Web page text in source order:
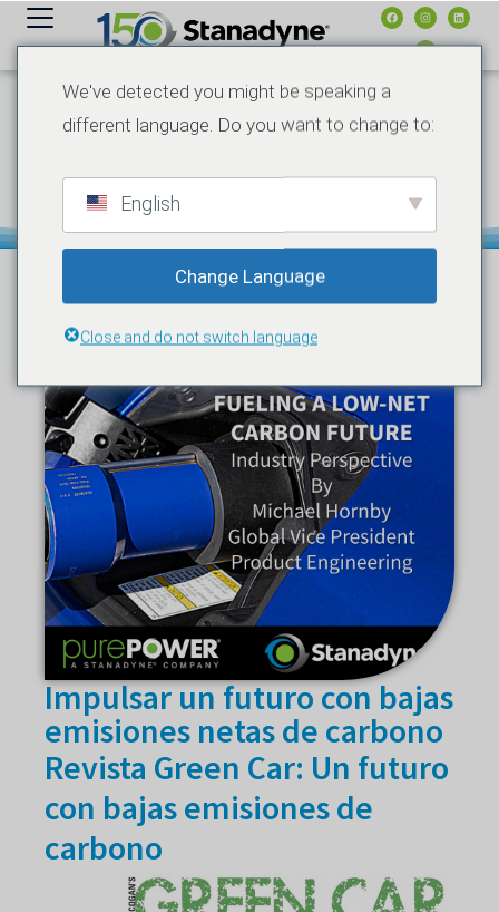
contenido
NOTICIAS 13 DE NOVIEMBRE DE 2023
BAJAS EMISIONES NETAS DE
CARBONO
Impulsar un futuro con bajas
emisiones netas de carbono
Revista Green Car: Un futuro
con bajas emisiones de
carbono
We've detected you might be speaking a
different language. Do you want to change to:
English
Change Language
Close and do not switch language